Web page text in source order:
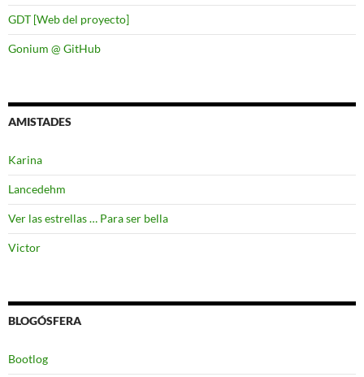
GDT [Web del proyecto]
Gonium @ GitHub
AMISTADES
Karina
Lancedehm
Ver las estrellas … Para ser bella
Victor
BLOGÓSFERA
Bootlog